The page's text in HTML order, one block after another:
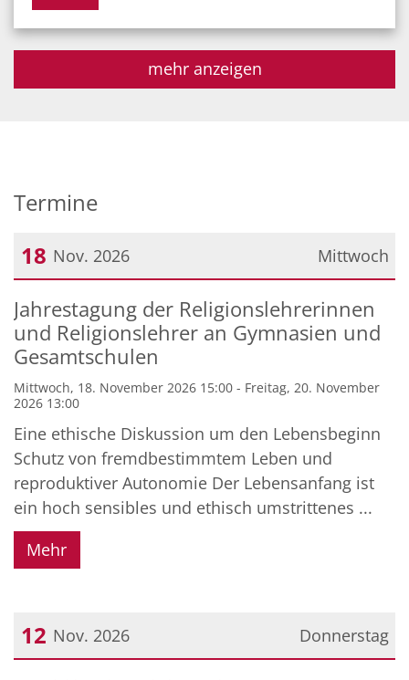
mehr anzeigen
Termine
Mittwoch
18 Nov. 2026
Datum: 18. November 2026
Jahrestagung der Religionslehrerinnen
und Religionslehrer an Gymnasien und
Gesamtschulen
Mittwoch, 18. November 2026 15:00 - Freitag, 20. November
2026 13:00
Eine ethische Diskussion um den Lebensbeginn
Schutz von fremdbestimmtem Leben und
reproduktiver Autonomie Der Lebensanfang ist
ein hoch sensibles und ethisch umstrittenes ...
Mehr
Donnerstag
12 Nov. 2026